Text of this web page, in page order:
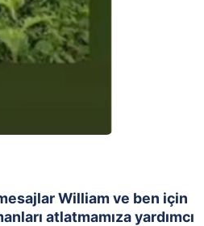
William ve ben için
atlatmamıza yardımcı